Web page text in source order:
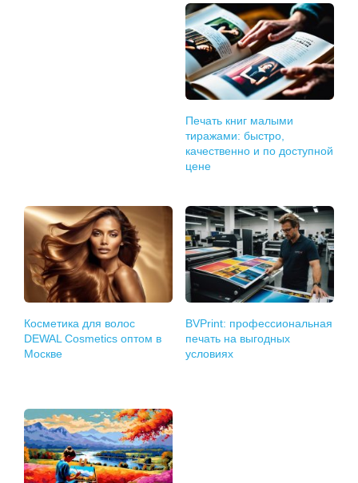
Печать книг малыми
тиражами: быстро,
качественно и по доступной
цене
Косметика для волос
DEWAL Cosmetics оптом в
Москве
BVPrint: профессиональная
печать на выгодных
условиях